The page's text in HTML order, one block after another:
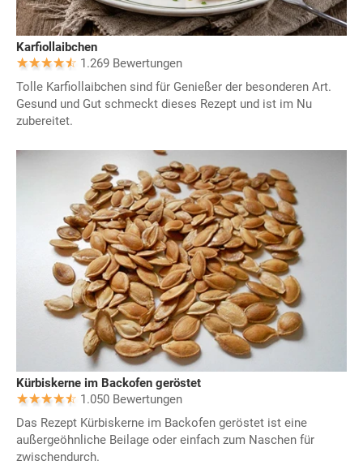
Karfiollaibchen
1.269 Bewertungen
Tolle Karfiollaibchen sind für Genießer der besonderen Art.
Gesund und Gut schmeckt dieses Rezept und ist im Nu
zubereitet.
Kürbiskerne im Backofen geröstet
1.050 Bewertungen
Das Rezept Kürbiskerne im Backofen geröstet ist eine
außergeöhnliche Beilage oder einfach zum Naschen für
zwischendurch.